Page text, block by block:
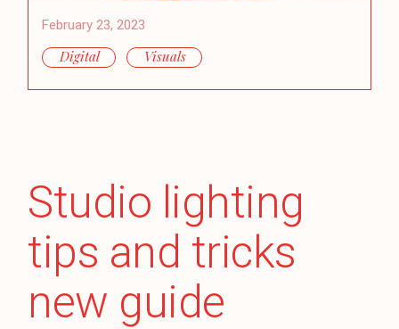
February 23, 2023
Digital Visuals
Studio lighting
tips and tricks
new guide